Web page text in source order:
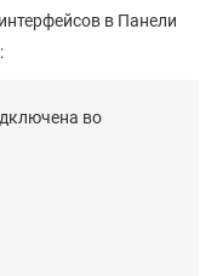
в Панели
во